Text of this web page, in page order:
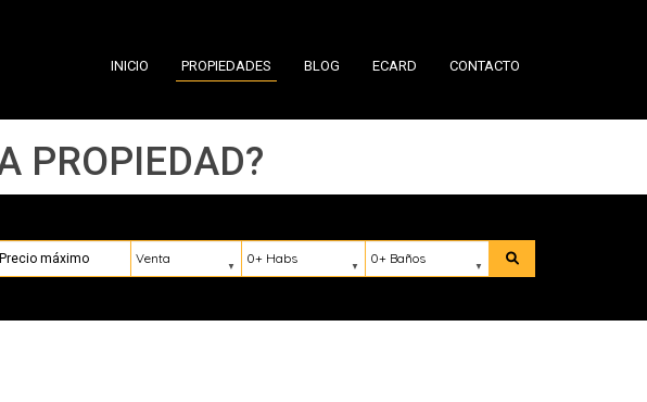
INICIO PROPIEDADES BLOG ECARD CONTACTO
PROPIEDAD?
Precio máximo